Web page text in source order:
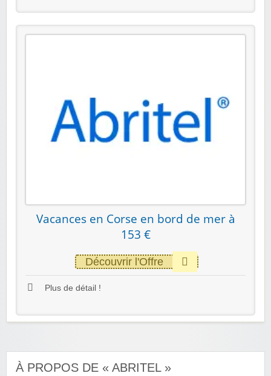
Vacances en Corse en bord de mer à
153 €
Découvrir l'Offre
Plus de détail !
À PROPOS DE « ABRITEL »